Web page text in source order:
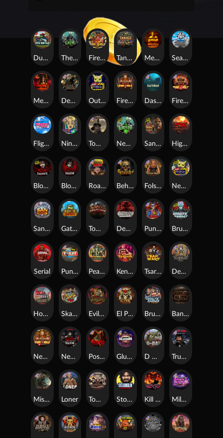
Nexus Blood & Shadow
Seamen
Kill Em All
Duck Hunters Fire in the Hole 3
Dead, Dead, or Deader
Nexus Fire In The Hole xBomb
Highway to Hell
Tsar Wars
Brute Force
Home of the Brave
Mental 2
Tombstone Slaughter
San Quentin 2: Death Row
Blood & Shadow
Blood & Shadow 2
Mental
Skate or Die
Stockholm Syndrome
The Crypt
Outsourced
Punk Rocker 2
Deadwood R.I.P
Beheaded
Bangkok Hilton
Brute Force: Alien Onslaught
Nexus Outsourced
Nexus The Crypt
Gator Hunters
Loner
Kenneth Must Die
Tombstone RIP
Fire in the Hole 2
Tanked
Fire In The Hole xBomb
Tombstone No Mercy
Folsom Prison
Das xBoot
Road Rage
Nine To Five
El Pasa Gunfight xNudge
Flight Mode
Evil Goblins xBomb
San Quentin xWays
Gluttony
Serial Punk Toilet
Possessed
Milky Ways
Pearl Harbor
Dead Canary
Misery Mining
True Grit Redemption
D Day